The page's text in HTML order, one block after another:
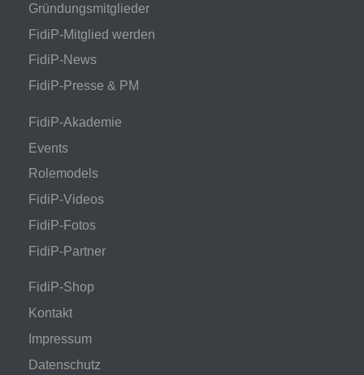
Gründungsmitglieder
FidiP-Mitglied werden
FidiP-News
FidiP-Presse & PM
FidiP-Akademie
Events
Rolemodels
FidiP-Videos
FidiP-Fotos
FidiP-Partner
FidiP-Shop
Kontakt
Impressum
Datenschutz